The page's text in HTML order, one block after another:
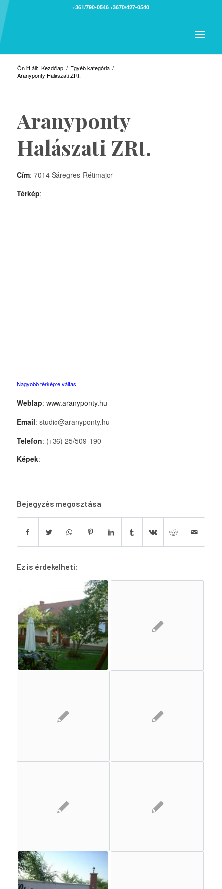
+361/790-0546 +3670/427-0540
Ön itt áll: Kezdőlap / Egyéb kategória /
Aranyponty Halászati ZRt.
Aranyponty
Halászati ZRt.
Cím: 7014 Sáregres-Rétimajor
Térkép:
Nagyobb térképre váltás
Weblap: www.aranyponty.hu
Email: studio@aranyponty.hu
Telefon: (+36) 25/509-190
Képek:
Bejegyzés megosztása
Ez is érdekelheti: